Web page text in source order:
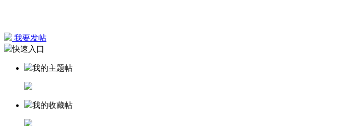
我要发帖
快速入口
我的主题帖
我的收藏帖